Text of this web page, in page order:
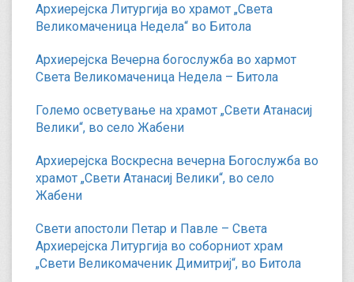
Архиерејска Литургија во храмот „Света
Великомаченица Недела“ во Битола
Архиерејска Вечерна богослужба во хармот
Света Великомаченица Недела – Битола
Големо осветување на храмот „Свети Атанасиј
Велики“, во село Жабени
Архиерејска Воскресна вечерна Богослужба во
храмот „Свети Атанасиј Велики“, во село
Жабени
Свети апостоли Петар и Павле – Света
Архиерејска Литургија во соборниот храм
„Свети Великомаченик Димитриј“, во Битола